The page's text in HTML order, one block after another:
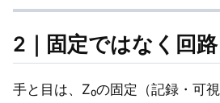
2｜固定ではなく回路
手と目は、Z₀の固定（記録・可視